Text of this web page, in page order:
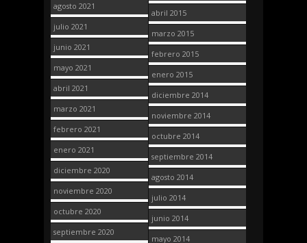
agosto 2021
julio 2021
junio 2021
mayo 2021
abril 2021
marzo 2021
febrero 2021
enero 2021
diciembre 2020
noviembre 2020
octubre 2020
septiembre 2020
abril 2015
marzo 2015
febrero 2015
enero 2015
diciembre 2014
noviembre 2014
octubre 2014
septiembre 2014
agosto 2014
julio 2014
junio 2014
mayo 2014